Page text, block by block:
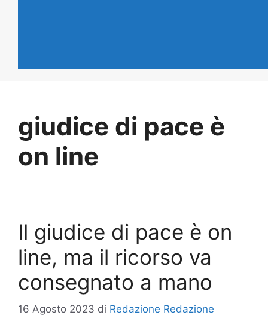
giudice di pace è
on line
Il giudice di pace è on
line, ma il ricorso va
consegnato a mano
16 Agosto 2023 di Redazione Redazione